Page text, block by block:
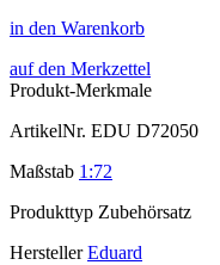
in den Warenkorb
auf den Merkzettel
Produkt-Merkmale
ArtikelNr. EDU D72050
Maßstab 1:72
Produkttyp Zubehörsatz
Hersteller Eduard